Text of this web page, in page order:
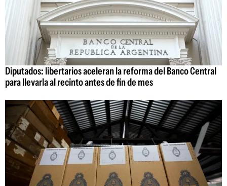
Diputados: libertarios aceleran la reforma del Banco Central
para llevarla al recinto antes de fin de mes